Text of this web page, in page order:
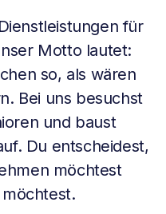
für
Motto lautet:
so, als wären
Bei uns besuchst
und baust
Du entscheidest,
möchtest